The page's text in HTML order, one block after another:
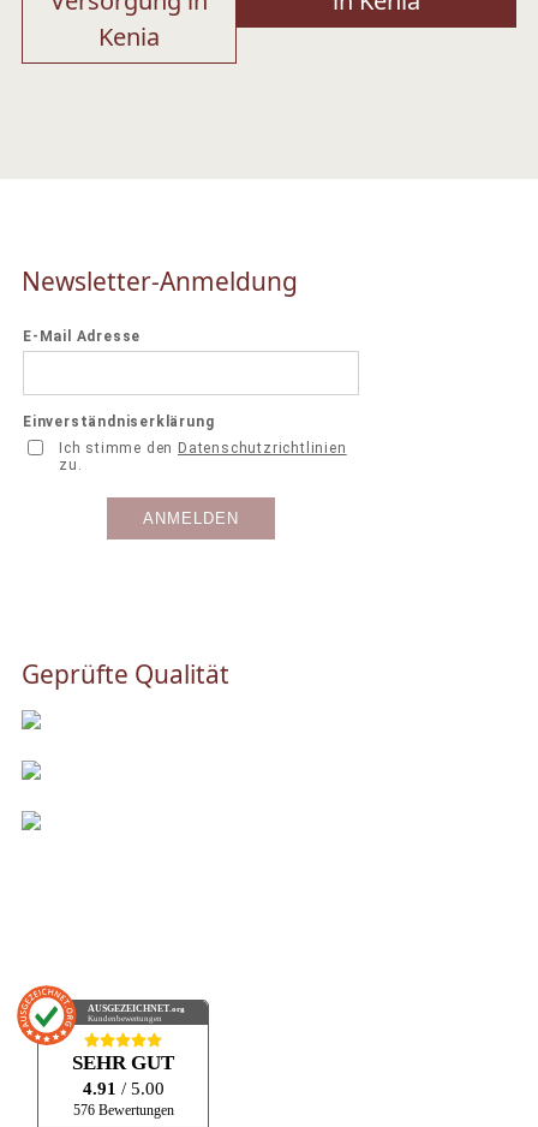
Kenia
Newsletter-Anmeldung
Geprüfte Qualität
AUSGEZEICHNET.org
Kundenbewertungen
SEHR GUT
4.91 / 5.00
576 Bewertungen